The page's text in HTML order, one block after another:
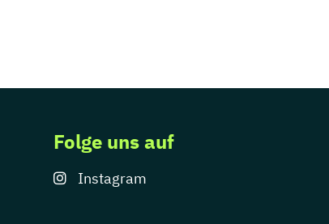
Folge uns auf
Instagram